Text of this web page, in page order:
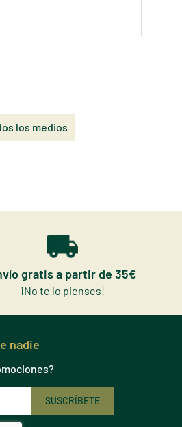
los medios
gratis a partir de 35€
¡No te lo pienses!
nadie